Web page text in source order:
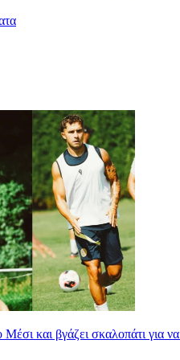
και βγάζει σκαλοπάτι για